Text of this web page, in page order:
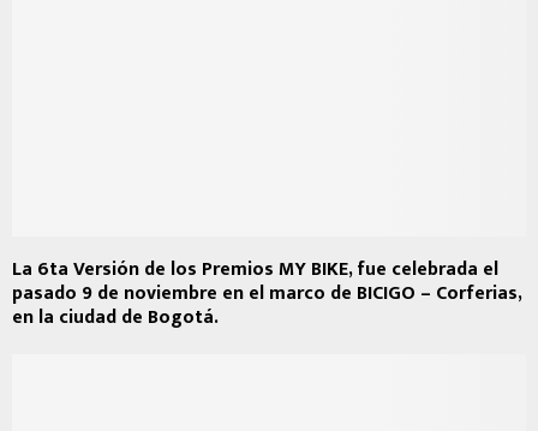
La 6ta Versión de los Premios MY BIKE, fue celebrada el
pasado 9 de noviembre en el marco de BICIGO – Corferias,
en la ciudad de Bogotá.